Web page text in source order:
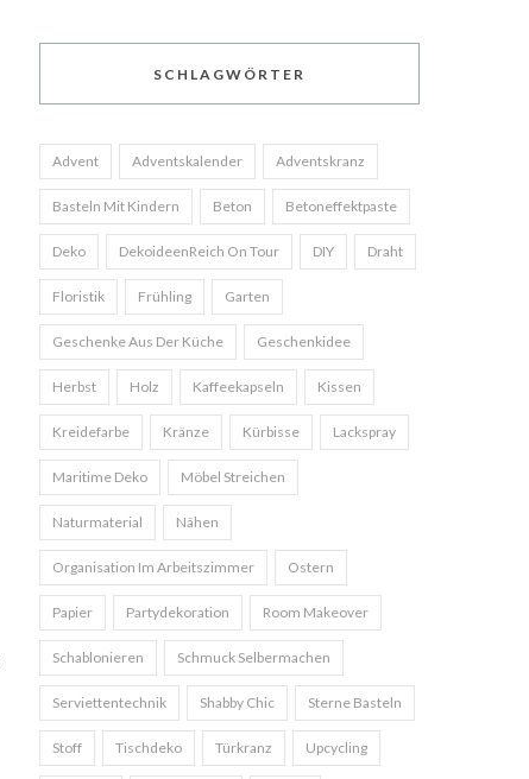
SCHLAGWÖRTER
Advent Adventskalender Adventskranz
Basteln Mit Kindern Beton Betoneffektpaste
Deko DekoideenReich On Tour DIY Draht
Floristik Frühling Garten
Geschenke Aus Der Küche Geschenkidee
Herbst Holz Kaffeekapseln Kissen
Kreidefarbe Kränze Kürbisse Lackspray
Maritime Deko Möbel Streichen
Naturmaterial Nähen
Organisation Im Arbeitszimmer Ostern
Papier Partydekoration Room Makeover
Schablonieren Schmuck Selbermachen
Serviettentechnik Shabby Chic Sterne Basteln
Stoff Tischdeko Türkranz Upcycling